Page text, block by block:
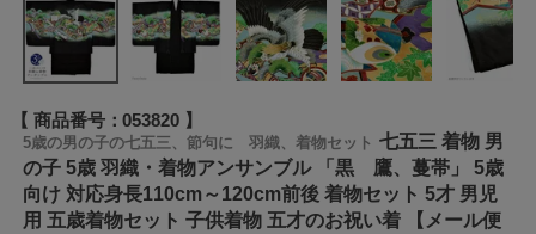
商品番号 053820
5歳の男の子の七五三、節句に 羽織、着物セット 七五三 着物 男
の子 5歳 羽織・着物アンサンブル 「黒 鷹、蔓帯」 5歳
向け 対応身長110cm～120cm前後 着物セット 5才 男児
用 五歳着物セット 子供着物 五才のお祝い着 【メール便